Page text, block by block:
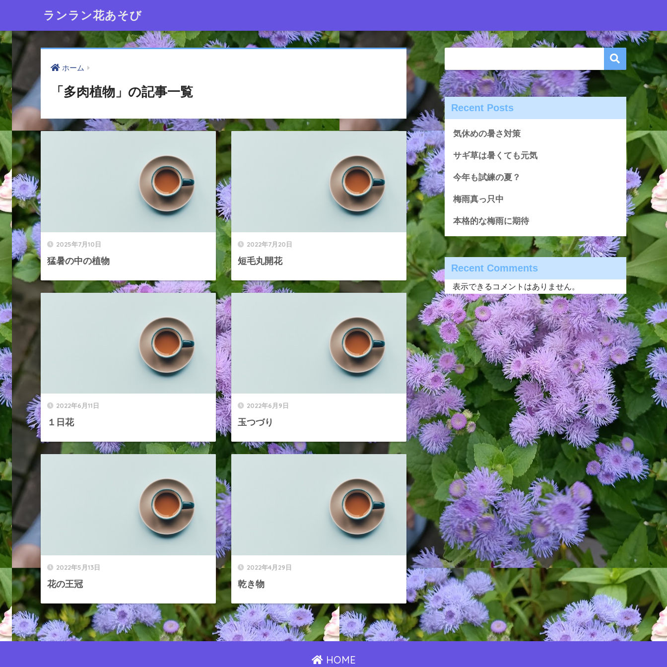
ランラン花あそび
ホーム
「多肉植物」の記事一覧
2025年7月10日
猛暑の中の植物
2022年7月20日
短毛丸開花
2022年6月11日
１日花
2022年6月9日
玉つづり
2022年5月13日
花の王冠
2022年4月29日
乾き物
Recent Posts
気休めの暑さ対策
サギ草は暑くても元気
今年も試練の夏？
梅雨真っ只中
本格的な梅雨に期待
Recent Comments
表示できるコメントはありません。
HOME